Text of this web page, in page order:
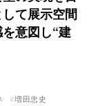
て展示空間
意図し“建
増田忠史